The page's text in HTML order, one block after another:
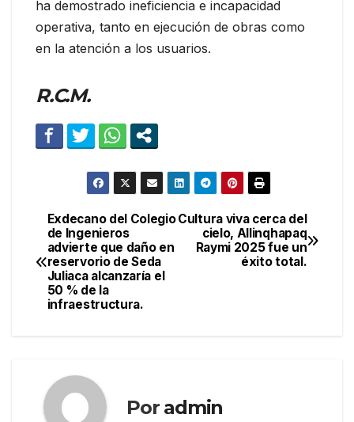
ha demostrado ineficiencia e incapacidad
operativa, tanto en ejecución de obras como
en la atención a los usuarios.
R.C.M.
Navegación
de
entradas
Cultura viva cerca del
cielo, Allinqhapaq
Raymi 2025 fue un
éxito total.
Exdecano del Colegio
de Ingenieros
advierte que daño en
reservorio de Seda
Juliaca alcanzaría el
50 % de la
infraestructura.
Por admin